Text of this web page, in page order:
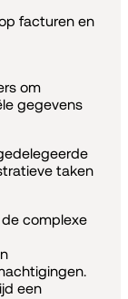
facturen en
om
gegevens
taken
complexe
een